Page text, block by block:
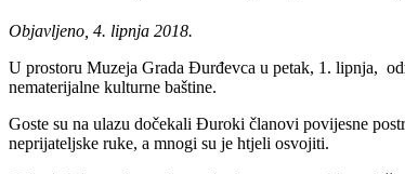
Objavljeno, 4. lipnja 2018.
U prostoru Muzeja Grada Đurđevca u petak, 1. lipnja,
nematerijalne kulturne baštine.
Goste su na ulazu dočekali Đuroki članovi povijesne
neprijateljske ruke, a mnogi su je htjeli osvojiti.